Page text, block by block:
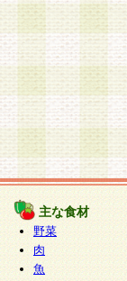
主な食材
野菜
肉
魚